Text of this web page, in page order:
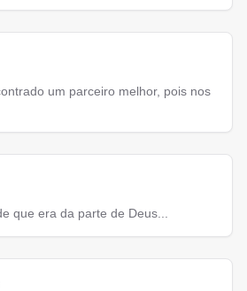
um parceiro melhor, pois nos
que era da parte de Deus...